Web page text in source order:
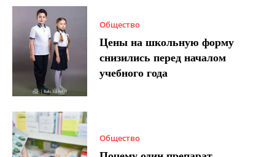
Общество
Цены на школьную форму
снизились перед началом
учебного года
Общество